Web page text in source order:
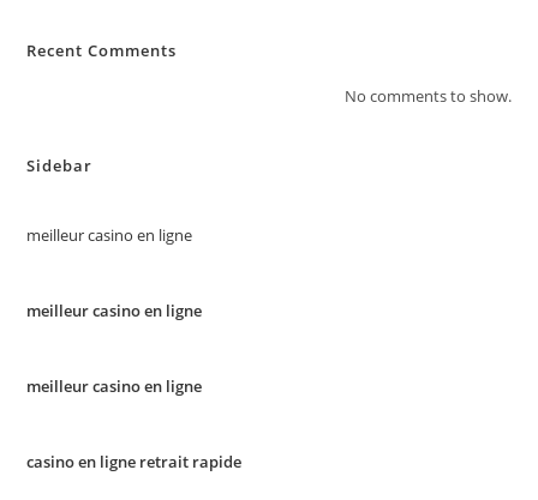
Recent Comments
No comments to show.
Sidebar
meilleur casino en ligne
meilleur casino en ligne
meilleur casino en ligne
casino en ligne retrait rapide